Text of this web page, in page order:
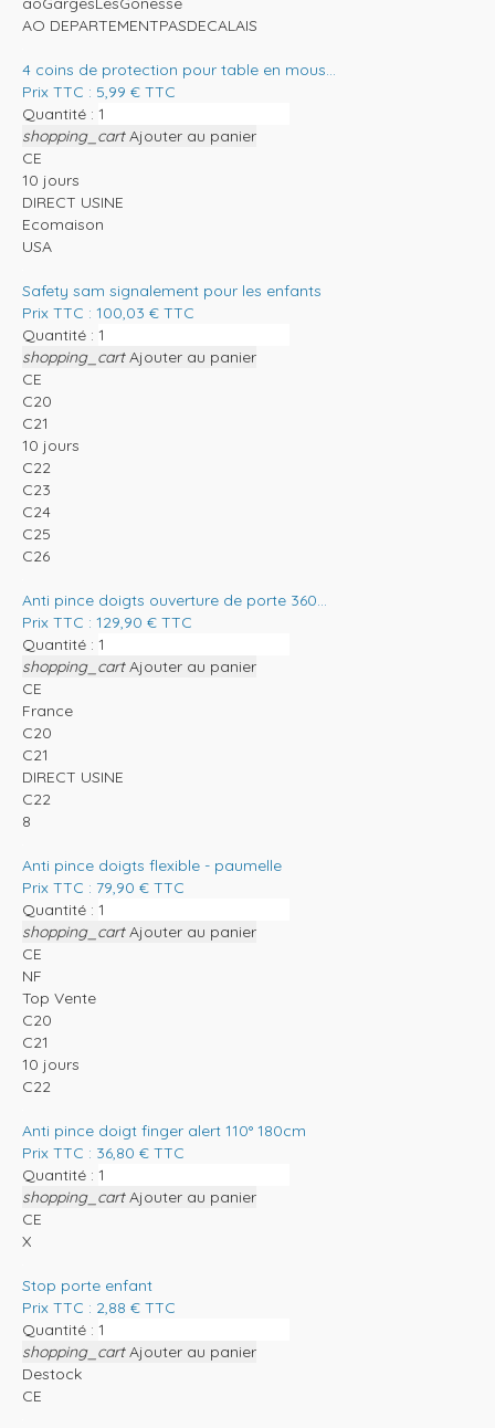
AO DEPARTEMENTPASDECALAIS
4 coins de protection pour table en mous...
Prix TTC : 5,99 € TTC
Quantité :
shopping_cart Ajouter au panier
CE
10 jours
DIRECT USINE
Ecomaison
USA
Safety sam signalement pour les enfants
Prix TTC : 100,03 € TTC
Quantité :
shopping_cart Ajouter au panier
CE
C20
C21
10 jours
C22
C23
C24
C25
C26
Anti pince doigts ouverture de porte 360...
Prix TTC : 129,90 € TTC
Quantité :
shopping_cart Ajouter au panier
CE
France
C20
C21
DIRECT USINE
C22
8
Anti pince doigts flexible - paumelle
Prix TTC : 79,90 € TTC
Quantité :
shopping_cart Ajouter au panier
CE
NF
Top Vente
C20
C21
10 jours
C22
Anti pince doigt finger alert 110° 180cm
Prix TTC : 36,80 € TTC
Quantité :
shopping_cart Ajouter au panier
CE
X
Stop porte enfant
Prix TTC : 2,88 € TTC
Quantité :
shopping_cart Ajouter au panier
Destock
CE